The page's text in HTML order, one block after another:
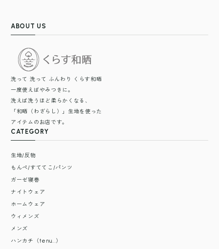
ABOUT US
洗って 洗って ふんわり くらす和晒
一度使えばやみつきに。
洗えば洗うほど柔らかくなる、
「和晒（わざらし）」生地を使った
アイテムのお店です。
CATEGORY
生地/反物
もんぺ/すててこ/パンツ
ガーゼ寝巻
ナイトウェア
ホームウェア
ウィメンズ
メンズ
ハンカチ（tenu...）